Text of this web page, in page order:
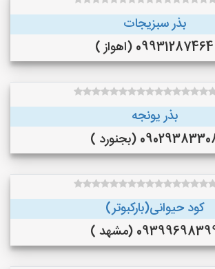
بذر سبزیجات
09931287464 (اهواز )
بذر یونجه
(بجنورد )
کود حیوانی(بارکبوتر)
(مشهد )